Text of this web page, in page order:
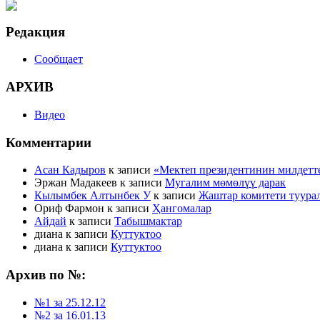
Редакция
Сообщает
АРХИВ
Видео
Комментарии
Асан Кадыров к записи «Мектеп президентинин
Эржан Мадакеев к записи Мугалим мѳмѳлүү дарак
Кылымбек Алтынбек Ук записи Жаштар комитети
Ориф Фармон к записи Ҳангомалар
Айдай к записи Табышмактар
диана к записи Куттуктоо
диана к записи Куттуктоо
Архив по №:
№1 за 25.12.12
№2 за 16.01.13